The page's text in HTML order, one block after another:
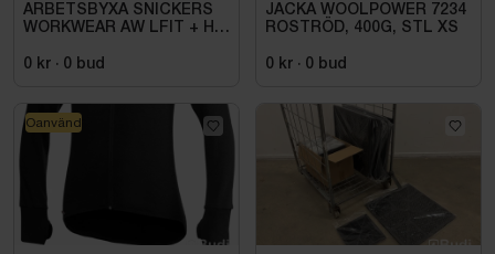
ARBETSBYXA SNICKERS
WORKWEAR AW LFIT + HF
0 kr · 0 bud
JACKA WOOLPOWER 7234
ROSTRÖD, 400G, STL XS
0 kr · 0 bud
Oanvänd